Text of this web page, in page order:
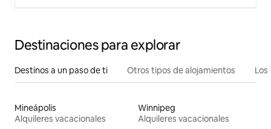
Destinaciones para explorar
Destinos a un paso de ti Otros tipos de alojamientos
Mineápolis
Alquileres vacacionales
Winnipeg
Alquileres vacacionales